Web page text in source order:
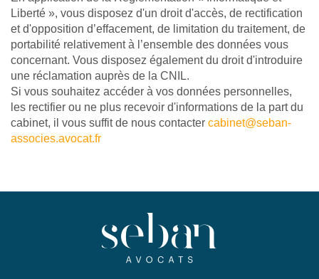
Liberté », vous disposez d'un droit d'accès, de rectification
et d'opposition d’effacement, de limitation du traitement, de
portabilité relativement à l’ensemble des données vous
concernant. Vous disposez également du droit d'introduire
une réclamation auprès de la CNIL.
Si vous souhaitez accéder à vos données personnelles,
les rectifier ou ne plus recevoir d'informations de la part du
cabinet, il vous suffit de nous contacter cabinet@seban-
associes.avocat.fr